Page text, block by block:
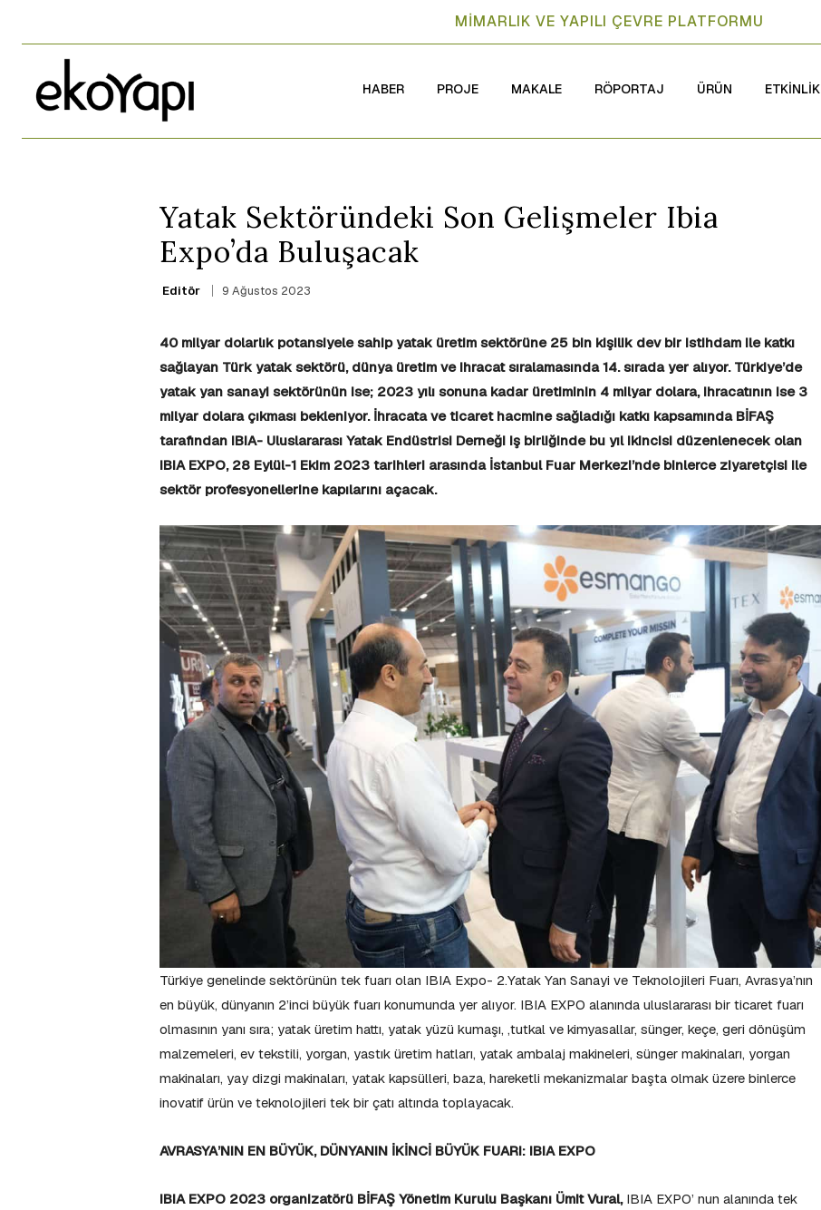
MİMARLIK VE YAPILI ÇEVRE PLATFORMU
HABER PROJE MAKALE RÖPORTAJ ÜRÜN ETKİNLİK
Yatak Sektöründeki Son Gelişmeler Ibia
Expo’da Buluşacak
Editör 9 Ağustos 2023
40 milyar dolarlık potansiyele sahip yatak üretim sektörüne 25 bin kişilik dev bir istihdam ile katkı
sağlayan Türk yatak sektörü, dünya üretim ve ihracat sıralamasında 14. sırada yer alıyor. Türkiye’de
yatak yan sanayi sektörünün ise; 2023 yılı sonuna kadar üretiminin 4 milyar dolara, ihracatının ise 3
milyar dolara çıkması bekleniyor. İhracata ve ticaret hacmine sağladığı katkı kapsamında BİFAŞ
tarafından IBIA- Uluslararası Yatak Endüstrisi Derneği iş birliğinde bu yıl ikincisi düzenlenecek olan
IBIA EXPO, 28 Eylül-1 Ekim 2023 tarihleri arasında İstanbul Fuar Merkezi’nde binlerce ziyaretçisi ile
sektör profesyonellerine kapılarını açacak.
Türkiye genelinde sektörünün tek fuarı olan IBIA Expo- 2.Yatak Yan Sanayi ve Teknolojileri Fuarı, Avrasya’nın
en büyük, dünyanın 2’inci büyük fuarı konumunda yer alıyor. IBIA EXPO alanında uluslararası bir ticaret fuarı
olmasının yanı sıra; yatak üretim hattı, yatak yüzü kumaşı, ,tutkal ve kimyasallar, sünger, keçe, geri dönüşüm
malzemeleri, ev tekstili, yorgan, yastık üretim hatları, yatak ambalaj makineleri, sünger makinaları, yorgan
makinaları, yay dizgi makinaları, yatak kapsülleri, baza, hareketli mekanizmalar başta olmak üzere binlerce
inovatif ürün ve teknolojileri tek bir çatı altında toplayacak.
AVRASYA’NIN EN BÜYÜK, DÜNYANIN İKİNCİ BÜYÜK FUARI: IBIA EXPO
IBIA EXPO 2023 organizatörü BİFAŞ Yönetim Kurulu Başkanı Ümit Vural,IBIA EXPO’ nun alanında tek